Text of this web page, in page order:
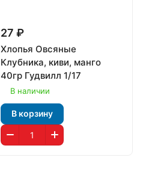
27 ₽
Хлопья Овсяные
Клубника, киви, манго
40гр Гудвилл 1/17
В наличии
В корзину